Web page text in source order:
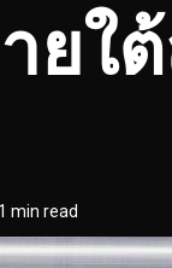
ยใ
1 min read